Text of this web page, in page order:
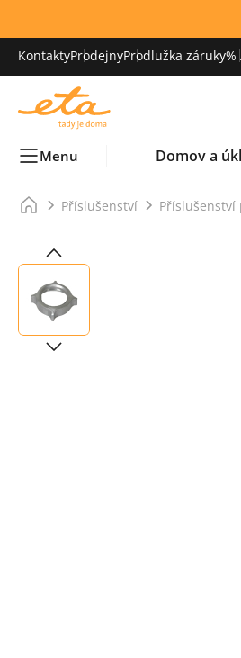
KontaktyProdejnyProdlužka záruky%
Menu Domov a
Příslušenství Příslušenství